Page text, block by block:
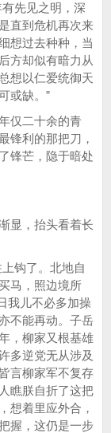
先见之明，深
直到危机再次来
想过去种种，当
方却似有暗力从
想以仁爱统御天
或缺。”
仅二十余的青
锋利的那把刀，
锋芒，隐于暗处
显，抬头看着长
钩了。北地自
马，照边境所
我儿不必多加操
不能再动。子岳
，柳家又根基雄
多逆党无从涉及
言柳家军不复存
瞧朕自折了这把
想着里应外合，
握，这仍是一步